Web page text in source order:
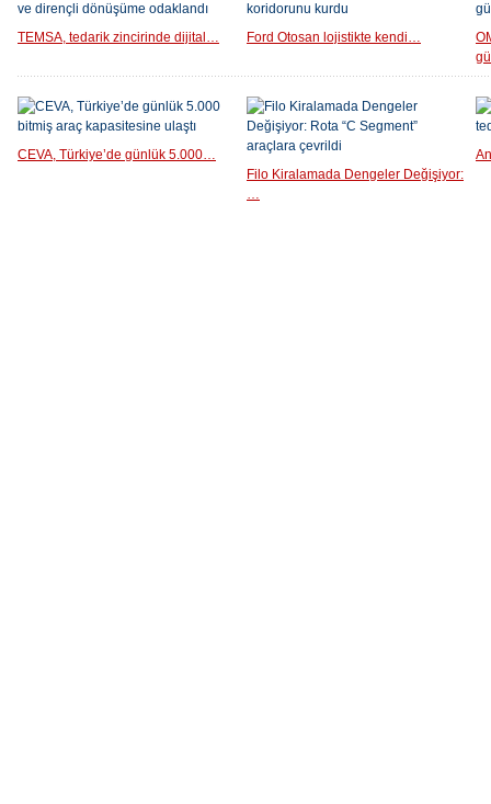
TEMSA, tedarik zincirinde dijital… Ford Otosan lojistikte kendi…
CEVA, Türkiye’de günlük 5.000…
Filo Kiralamada Dengeler Değişiyor:
…